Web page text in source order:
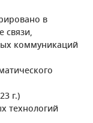
в
связи,
коммуникаций
г.)
технологий